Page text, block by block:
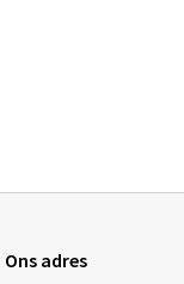
Ons adres